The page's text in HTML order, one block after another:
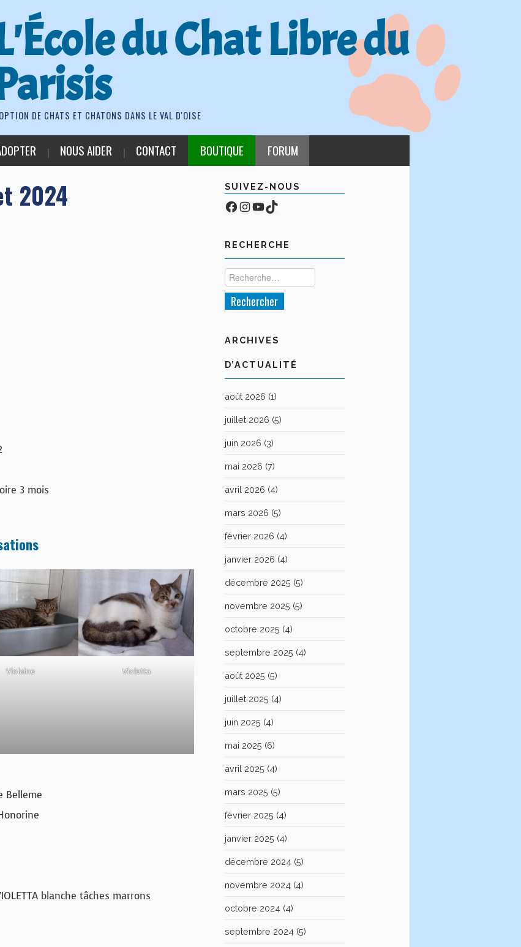
du Chat Libre du
DE CHATS ET CHATONS DANS LE VAL D'OISE
NOUS AIDER CONTACT BOUTIQUE FORUM
2024
3 mois
Violaine Violetta
Belleme
blanche tâches marrons
SUIVEZ-NOUS
Facebook
Compte Instagram
YouTube
TikTok
RECHERCHE
ARCHIVES
D’ACTUALITÉ
août 2026 (1)
juillet 2026 (5)
juin 2026 (3)
mai 2026 (7)
avril 2026 (4)
mars 2026 (5)
février 2026 (4)
janvier 2026 (4)
décembre 2025 (5)
novembre 2025 (5)
octobre 2025 (4)
septembre 2025 (4)
août 2025 (5)
juillet 2025 (4)
juin 2025 (4)
mai 2025 (6)
avril 2025 (4)
mars 2025 (5)
février 2025 (4)
janvier 2025 (4)
décembre 2024 (5)
novembre 2024 (4)
octobre 2024 (4)
septembre 2024 (5)